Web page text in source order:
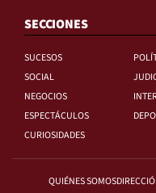
SECCIONES
SUCESOS
SOCIAL
NEGOCIOS
ESPECTÁCULOS
CURIOSIDADES
QUIÉNES SOMOS